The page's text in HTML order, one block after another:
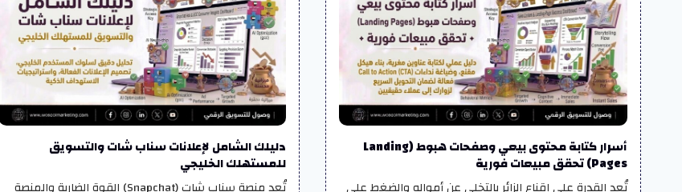
أسرار كتابة محتوى بيعي وصفحات هبوط (Landing
Pages) تحقق مبيعات فورية
دليلك الشامل لإعلانات سناب شات والتسويق
للمستهلك الخليجي